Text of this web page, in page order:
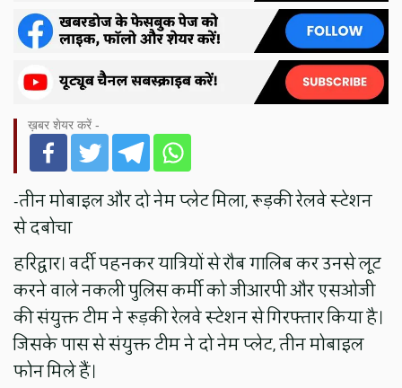
ख़बर शेयर करें -
-तीन मोबाइल और दो नेम प्लेट मिला, रूड़की रेलवे स्टेशन
से दबोचा
हरिद्वार। वर्दी पहनकर यात्रियों से रौब गालिब कर उनसे लूट
करने वाले नकली पुलिस कर्मी को जीआरपी और एसओजी
की संयुक्त टीम ने रूड़की रेलवे स्टेशन से गिरफ्तार किया है।
जिसके पास से संयुक्त टीम ने दो नेम प्लेट, तीन मोबाइल
फोन मिले हैं।